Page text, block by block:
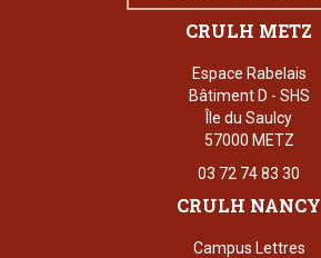
CRULH METZ
Espace Rabelais
Bâtiment D - SHS
Île du Saulcy
57000 METZ
03 72 74 83 30
CRULH NANCY
Campus Lettres